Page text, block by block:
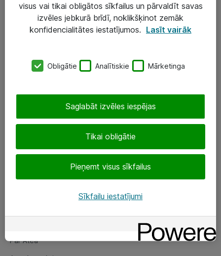
Darba vietu IT risinājumi
Serveri un datu centri
SIA „ATEA”
eShop@atea.lv
Sekojiet mums
Par Atea
Par Atea
visus vai tikai obligātos sīkfailus un pārvaldīt savas
izvēles jebkurā brīdī, noklikšķinot zemāk
konfidencialitātes iestatījumos. Lasīt vairāk
Obligātie Analītiskie Mārketinga
Tikai obligātie
Pieņemt visus sīkfailus
Saglabāt izvēles iespējas
Sīkfailu iestatījumi